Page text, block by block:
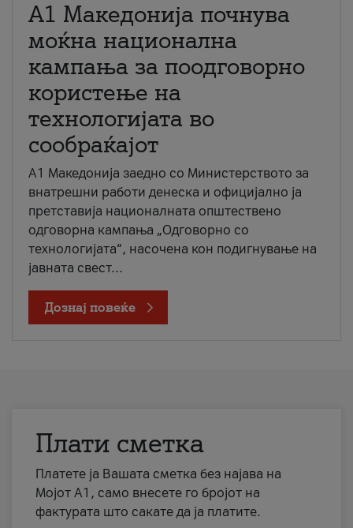
A1 Македонија почнува
моќна национална
кампања за поодговорно
користење на
технологијата во
сообраќајот
A1 Македонија заедно со Министерството за
внатрешни работи денеска и официјално ја
претставија националната општествено
одговорна кампања „Одговорно со
технологијата“, насочена кон подигнување на
јавната свест...
Дознај повеќе
Плати сметка
Платете ја Вашата сметка без најава на
Мојот А1, само внесете го бројот на
фактурата што сакате да ја платите.